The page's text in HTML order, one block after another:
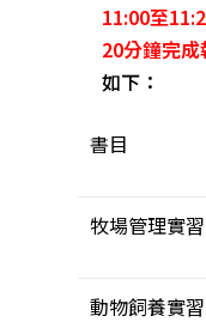
11:00至
20分鐘完成
如下：
書目
牧場管理實
動物飼養實